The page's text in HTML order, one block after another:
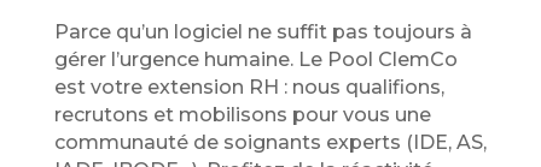
Parce qu’un logiciel ne suffit pas toujours à
gérer l’urgence humaine. Le Pool ClemCo
est votre extension RH : nous qualifions,
recrutons et mobilisons pour vous une
communauté de soignants experts (IDE, AS,